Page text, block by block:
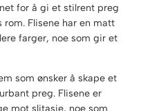
for å gi et stilrent preg
Flisene har en matt
farger, noe som gir et
som ønsker å skape et
preg. Flisene er